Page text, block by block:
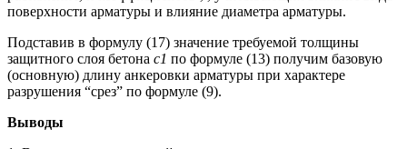
поверхности арматуры и влияние диаметра арматуры.
Подставив в формулу (17) значение требуемой толщины
защитного слоя бетона c1 по формуле (13) получим базовую
(основную) длину анкеровки арматуры при характере
разрушения “срез” по формуле (9).
Выводы